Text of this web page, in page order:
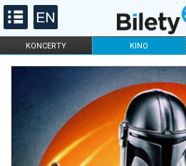
KONCERTY KINO
FILHARMONIA OPERA I BALET
ONLINE